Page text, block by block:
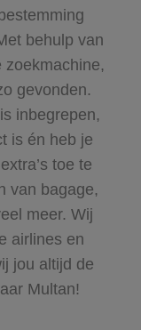
behulp van
zoekmachine,
gevonden.
inbegrepen,
is én heb je
toe te
van bagage,
meer. Wij
airlines en
jou altijd de
Multan!